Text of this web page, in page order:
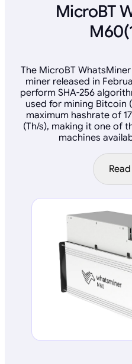
MicroBT
The MicroBT
miner released in
perform SHA-256
used for mining Bitcoin
maximum hashrate of
(Th/s), making it one of
machines